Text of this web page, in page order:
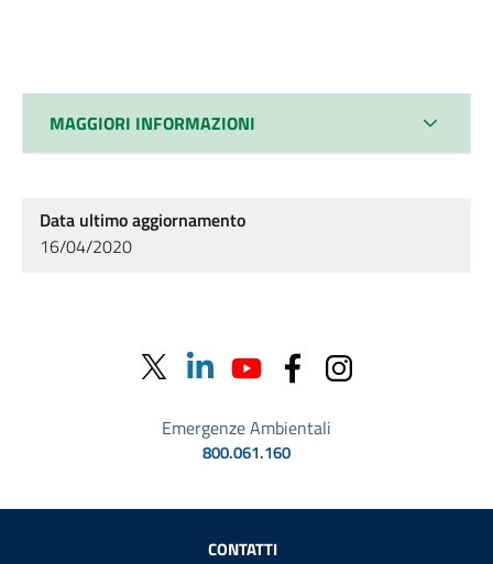
MAGGIORI INFORMAZIONI
Data ultimo aggiornamento
16/04/2020
Emergenze Ambientali
800.061.160
Sezione Link Utili
CONTATTI